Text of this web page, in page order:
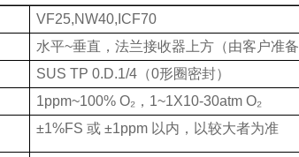
VF25,NW40,ICF70
水平~垂直，法兰接收器上方（由客户准
SUS TP 0.D.1/4（0形圈密封）
1ppm~100% O₂，1~1X10-30atm O₂
±1%FS 或 ±1ppm 以内，以较大者为准